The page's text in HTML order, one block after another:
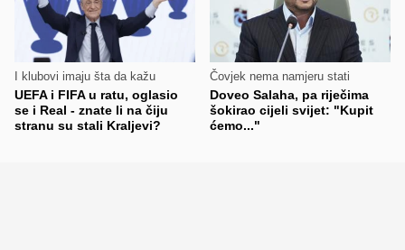
I klubovi imaju šta da kažu
UEFA i FIFA u ratu, oglasio
se i Real - znate li na čiju
stranu su stali Kraljevi?
Čovjek nema namjeru stati
Doveo Salaha, pa riječima
šokirao cijeli svijet: "Kupit
ćemo..."